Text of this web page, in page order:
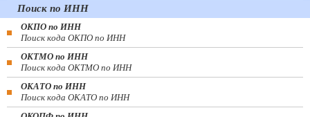
Поиск по ИНН
ОКПО по ИНН
Поиск кода ОКПО по ИНН
ОКТМО по ИНН
Поиск кода ОКТМО по ИНН
ОКАТО по ИНН
Поиск кода ОКАТО по ИНН